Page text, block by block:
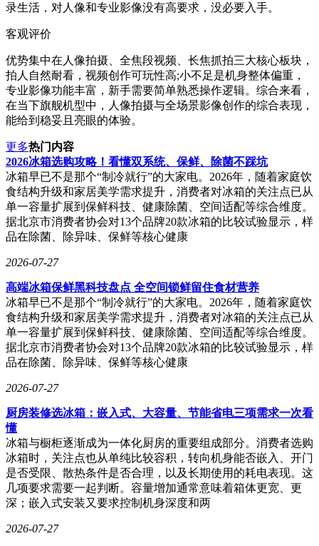
录生活，对人像和专业影像没有高要求，没必要入手。
客观评价
优势集中在人像拍摄、全焦段视频、长焦抓拍三大核心板块，
拍人自然耐看，视频创作可玩性高;小不足是机身整体偏重，
专业影像功能丰富，新手需要简单熟悉操作逻辑。综合来看，
在当下旗舰机型中，人像拍摄与全场景影像创作的综合表现，
能给到稳妥且亮眼的体验。
更多热门内容
2026冰箱选购攻略！看懂双系统、保鲜、除菌不踩坑
冰箱早已不是那个“制冷就行”的大家电。2026年，随着家庭饮
食结构升级和家居美学需求提升，消费者对冰箱的关注点已从
单一容量扩展到保鲜科技、健康除菌、空间适配等综合维度。
据北京市消费者协会对13个品牌20款冰箱的比较试验显示，样
品在除菌、除异味、保鲜等核心健康
2026-07-27
高端冰箱保鲜黑科技盘点 全空间锁鲜留住食材营养
冰箱早已不是那个“制冷就行”的大家电。2026年，随着家庭饮
食结构升级和家居美学需求提升，消费者对冰箱的关注点已从
单一容量扩展到保鲜科技、健康除菌、空间适配等综合维度。
据北京市消费者协会对13个品牌20款冰箱的比较试验显示，样
品在除菌、除异味、保鲜等核心健康
2026-07-27
厨房装修选冰箱：嵌入式、大容量、节能省电三项需求一次看
懂
冰箱与橱柜逐渐成为一体化厨房的重要组成部分。消费者选购
冰箱时，关注点也从单纯比较容积，转向机身能否嵌入、开门
是否受限、散热条件是否合理，以及长期使用的耗电表现。这
几项要求需要一起判断。容量增加通常意味着箱体更宽、更
深；嵌入式安装又要求控制机身深度和两
2026-07-27